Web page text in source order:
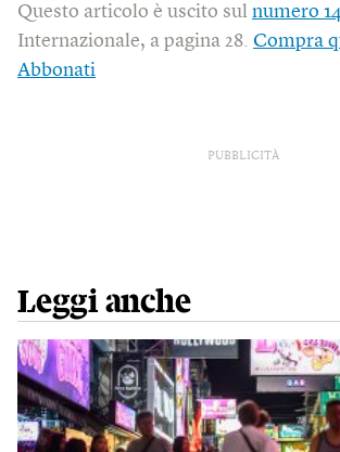
Questo articolo è uscito sul numero
Internazionale, a pagina 28. Compra
Abbonati
PUBBLICITÀ
Leggi anche